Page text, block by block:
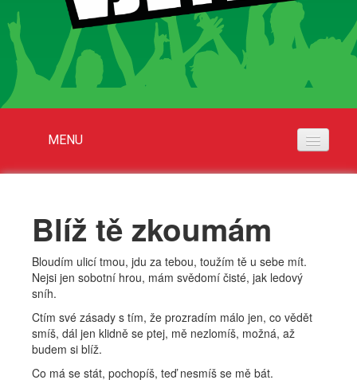
MENU
Akce
Bio
Diskografie
Texty
Blíž tě zkoumám
Bloudím ulicí tmou, jdu za tebou, toužím tě u sebe mít.
Nejsi jen sobotní hrou, mám svědomí čisté, jak ledový
sníh.
Ctím své zásady s tím, že prozradím málo jen, co vědět
smíš, dál jen klidně se ptej, mě nezlomíš, možná, až
budem si blíž.
Co má se stát, pochopíš, teď nesmíš se mě bát.